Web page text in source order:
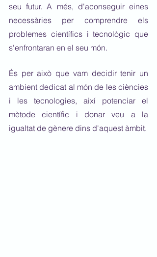
seu futur. A més, d'aconseguir eines
necessàries per comprendre els
problemes científics i tecnològic que
s'enfrontaran en el seu món.
És per això que vam decidir tenir un
ambient dedicat al món de les ciències
i les tecnologies, així potenciar el
mètode científic i donar veu a la